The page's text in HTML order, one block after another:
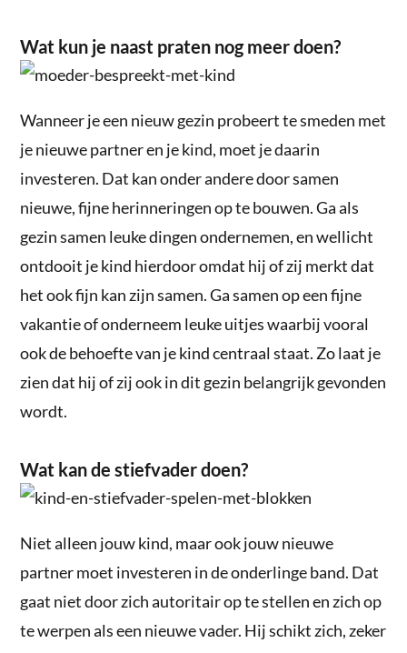
Wat kun je naast praten nog meer doen?
Wanneer je een nieuw gezin probeert te smeden met
je nieuwe partner en je kind, moet je daarin
investeren. Dat kan onder andere door samen
nieuwe, fijne herinneringen op te bouwen. Ga als
gezin samen leuke dingen ondernemen, en wellicht
ontdooit je kind hierdoor omdat hij of zij merkt dat
het ook fijn kan zijn samen. Ga samen op een fijne
vakantie of onderneem leuke uitjes waarbij vooral
ook de behoefte van je kind centraal staat. Zo laat je
zien dat hij of zij ook in dit gezin belangrijk gevonden
wordt.
Wat kan de stiefvader doen?
Niet alleen jouw kind, maar ook jouw nieuwe
partner moet investeren in de onderlinge band. Dat
gaat niet door zich autoritair op te stellen en zich op
te werpen als een nieuwe vader. Hij schikt zich, zeker